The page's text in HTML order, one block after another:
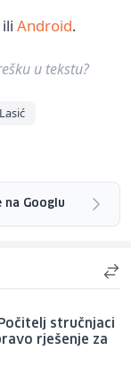
ili Android.
u tekstu?
Googlu
stručnjaci
rješenje za